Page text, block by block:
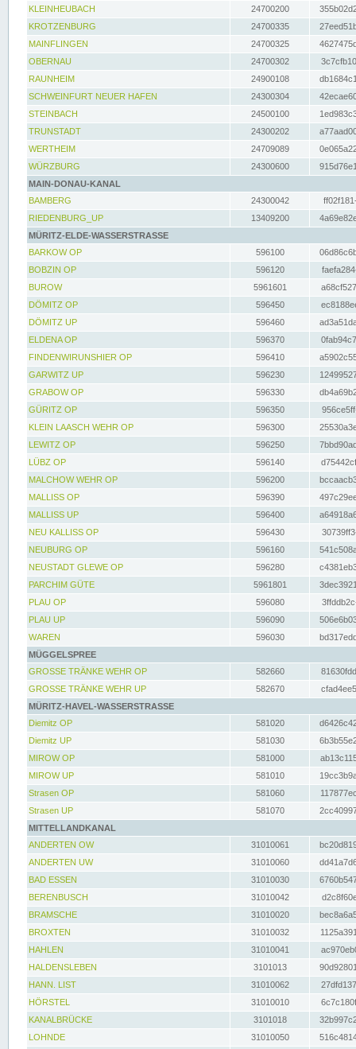
KLEINHEUBACH 24700200
KROTZENBURG
24700335
MAINFLINGEN
24700325
OBERNAU
24700302
RAUNHEIM
24900108
SCHWEINFURT NEUER HAFEN
24300304
STEINBACH
24500100
TRUNSTADT
24300202
WERTHEIM
24709089
WÜRZBURG
24300600
MAIN-DONAU-KANAL
BAMBERG
24300042
RIEDENBURG_UP
13409200
MÜRITZ-ELDE-WASSERSTRASSE
BARKOW OP
596100
BOBZIN OP
596120
BUROW
5961601
DÖMITZ OP
596450
DÖMITZ UP
596460
ELDENA OP
596370
FINDENWIRUNSHIER OP
596410
GARWITZ UP
596230
GRABOW OP
596330
GÜRITZ OP
596350
KLEIN LAASCH WEHR OP
596300
LEWITZ OP
596250
LÜBZ OP
596140
MALCHOW WEHR OP
596200
MALLISS OP
596390
MALLISS UP
596400
NEU KALLISS OP
596430
NEUBURG OP
596160
NEUSTADT GLEWE OP
596280
PARCHIM GÜTE
5961801
PLAU OP
596080
PLAU UP
596090
WAREN
596030
MÜGGELSPREE
GROSSE TRÄNKE WEHR OP
582660
GROSSE TRÄNKE WEHR UP
582670
MÜRITZ-HAVEL-WASSERSTRASSE
Diemitz OP
581020
Diemitz UP
581030
MIROW OP
581000
MIROW UP
581010
Strasen OP
581060
Strasen UP
581070
MITTELLANDKANAL
ANDERTEN OW
31010061
ANDERTEN UW
31010060
BAD ESSEN
31010030
BERENBUSCH
31010042
BRAMSCHE
31010020
BROXTEN
31010032
HAHLEN
31010041
HALDENSLEBEN
3101013
HANN. LIST
31010062
HÖRSTEL
31010010
KANALBRÜCKE
3101018
LOHNDE
31010050